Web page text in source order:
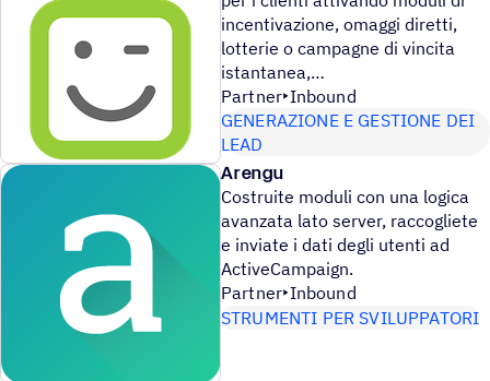
incentivazione, omaggi diretti,
lotterie o campagne di vincita
istantanea,
Partner Inbound
GENERAZIONE E GESTIONE DEI
LEAD
Arengu
Costruite moduli con una logica
avanzata lato server, raccogliete
e inviate i dati degli utenti ad
ActiveCampaign.
Partner Inbound
STRUMENTI PER SVILUPPATORI